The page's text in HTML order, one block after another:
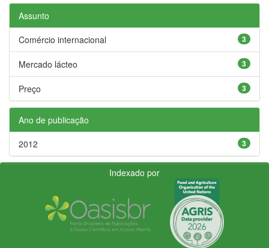
Assunto
3
Comércio internacional
3
Mercado lácteo
3
Preço
Ano de publicação
3
2012
Indexado por